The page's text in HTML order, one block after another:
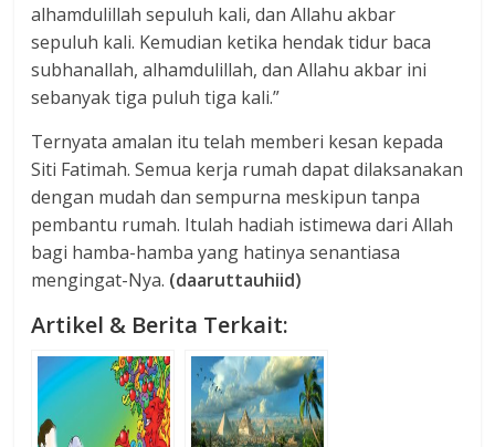
alhamdulillah sepuluh kali, dan Allahu akbar
sepuluh kali. Kemudian ketika hendak tidur baca
subhanallah, alhamdulillah, dan Allahu akbar ini
sebanyak tiga puluh tiga kali.”
Ternyata amalan itu telah memberi kesan kepada
Siti Fatimah. Semua kerja rumah dapat dilaksanakan
dengan mudah dan sempurna meskipun tanpa
pembantu rumah. Itulah hadiah istimewa dari Allah
bagi hamba-hamba yang hatinya senantiasa
mengingat-Nya. (daaruttauhiid)
Artikel & Berita Terkait: